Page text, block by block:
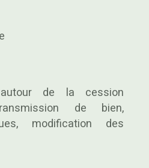
de la cession
de bien,
modification des